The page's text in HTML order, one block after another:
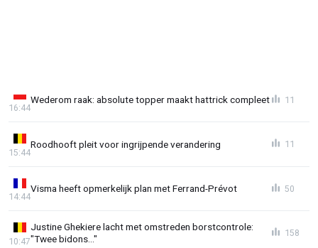
Wederom raak: absolute topper maakt hattrick compleet
16:44
11
Roodhooft pleit voor ingrijpende verandering
15:44
11
Visma heeft opmerkelijk plan met Ferrand-Prévot
14:44
50
Justine Ghekiere lacht met omstreden borstcontrole:
"Twee bidons..."
10:47
158